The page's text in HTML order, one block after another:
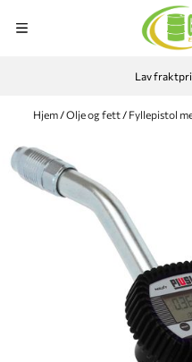
Lav
Hjem /Olje og fett / Fyllepistol